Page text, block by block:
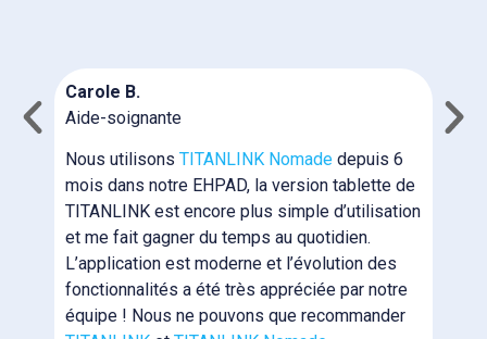
Carole B.
Aide-soignante
Nous utilisons TITANLINK Nomade depuis 6
mois dans notre EHPAD, la version tablette de
TITANLINK est encore plus simple d’utilisation
et me fait gagner du temps au quotidien.
L’application est moderne et l’évolution des
fonctionnalités a été très appréciée par notre
équipe ! Nous ne pouvons que recommander